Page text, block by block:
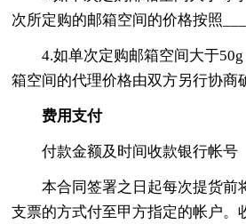
次所定购的邮箱空间的价格按照
4.如单次定购邮箱空间大于
箱空间的代理价格由双方另行协商
费用支付
付款金额及时间收款银行帐号
本合同签署之日起每次提货前
支票的方式付至甲方指定的帐户。